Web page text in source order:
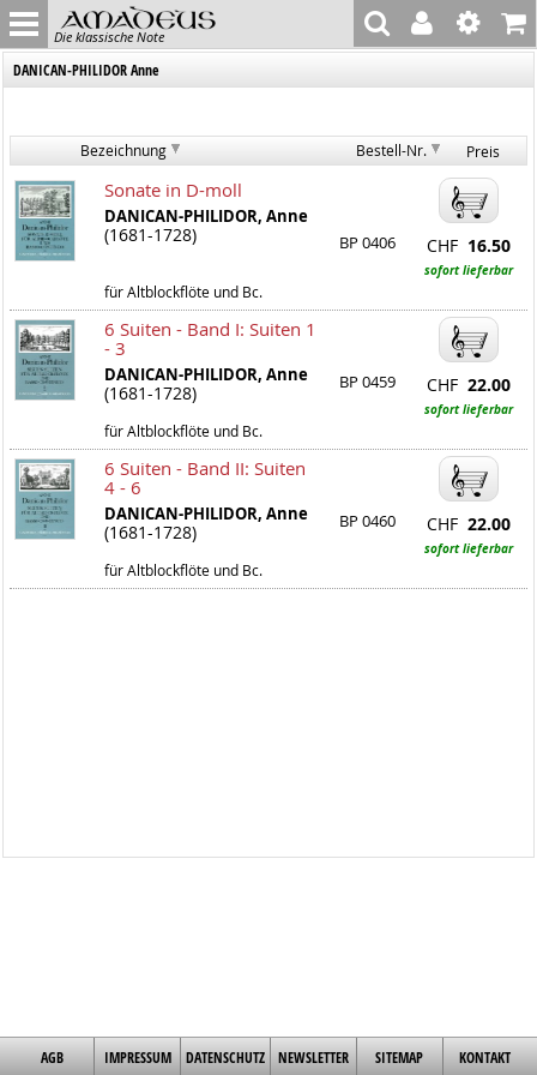
Die klassische Note
DANICAN-PHILIDOR Anne
Bezeichnung Bestell-Nr. Preis
Sonate in D-moll
DANICAN-PHILIDOR, Anne
(1681-1728)
für Altblockflöte und Bc.
BP 0406 CHF 16.50
sofort lieferbar
6 Suiten - Band I: Suiten 1
- 3
DANICAN-PHILIDOR, Anne
(1681-1728)
für Altblockflöte und Bc.
BP 0459 CHF 22.00
sofort lieferbar
6 Suiten - Band II: Suiten
4 - 6
DANICAN-PHILIDOR, Anne
(1681-1728)
für Altblockflöte und Bc.
BP 0460 CHF 22.00
sofort lieferbar
AGB IMPRESSUM DATENSCHUTZ NEWSLETTER SITEMAP KONTAKT